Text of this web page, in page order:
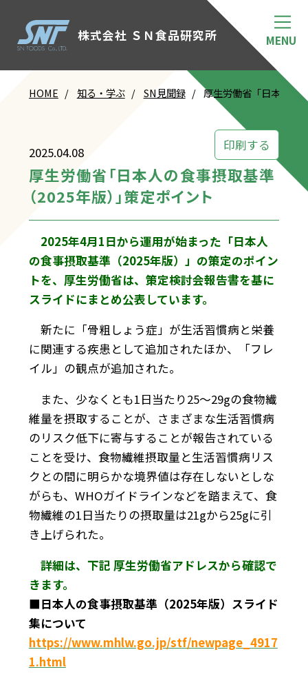
株式会社 ＳＮ食品研究所
HOME 知る・学ぶ SN見聞録 厚生労働省「日本人の
印刷する
2025.04.08
厚生労働省「日本人の食事摂取基準
（2025年版）」策定ポイント
2025年4月1日から運用が始まった「日本人
の食事摂取基準（2025年版）」の策定のポイン
トを、厚生労働省は、策定検討会報告書を基に
スライドにまとめ公表しています。
新たに「骨粗しょう症」が生活習慣病と栄養
に関連する疾患として追加されたほか、「フレ
イル」の観点が追加された。
また、少なくとも1日当たり25～29gの食物繊
維量を摂取することが、さまざまな生活習慣病
のリスク低下に寄与することが報告されている
ことを受け、食物繊維摂取量と生活習慣病リス
クとの間に明らかな境界値は存在しないとしな
がらも、WHOガイドラインなどを踏まえて、食
物繊維の1日当たりの摂取量は21gから25gに引
き上げられた。
詳細は、下記 厚生労働省アドレスから確認で
きます。
■日本人の食事摂取基準（2025年版）スライド
集について
https://www.mhlw.go.jp/stf/newpage_4917
1.html